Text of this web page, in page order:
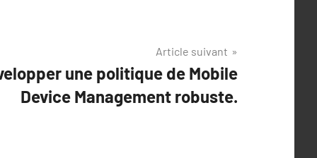
Article suivant
une politique de Mobile
Device Management robuste.